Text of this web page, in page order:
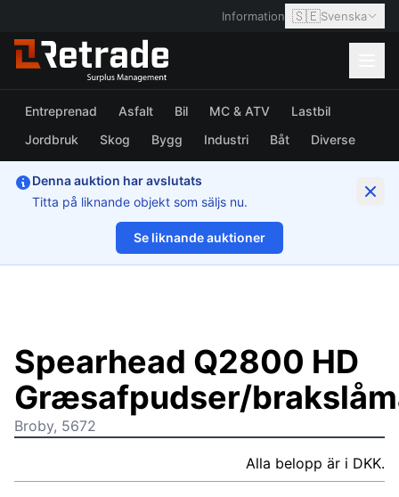
Information 🇸🇪Svenska
Entreprenad Asfalt Bil MC & ATV
Lastbil
Jordbruk
Skog Bygg Industri Båt Diverse
Denna auktion har avslutats
Titta på liknande objekt som säljs nu.
Se liknande auktioner
1/19
Spearhead Q2800 HD
Græsafpudser/
Broby, 5672
Alla belopp är i DKK.